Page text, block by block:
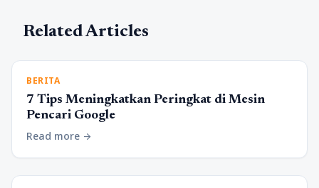
Related Articles
BERITA
7 Tips Meningkatkan Peringkat di Mesin
Pencari Google
Read more arrow_forward